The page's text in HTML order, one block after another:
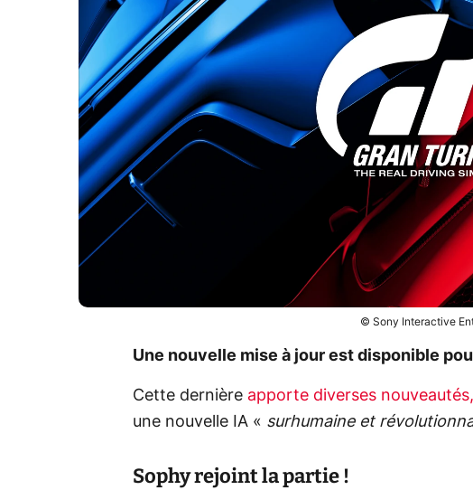
© Sony Interactive
Une nouvelle mise à jour est disponible
Cette dernière apporte diverses
une nouvelle IA « surhumaine et
Sophy rejoint la partie !